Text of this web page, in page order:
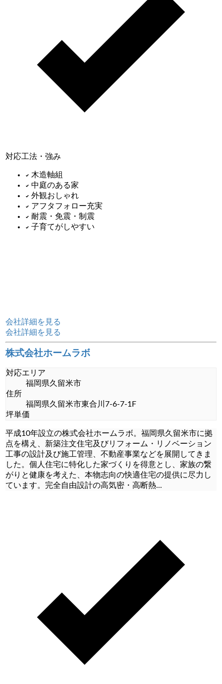
対応工法・強み
木造軸組
中庭のある家
外観おしゃれ
アフタフォロー充実
耐震・免震・制震
子育てがしやすい
会社詳細を見る
会社詳細を見る
株式会社ホームラボ
対応エリア
福岡県久留米市
住所
福岡県久留米市東合川7-6-7-1F
坪単価
平成10年設立の株式会社ホームラボ。福岡県久留米市に拠
点を構え、新築注文住宅及びリフォーム・リノベーション
工事の設計及び施工管理、不動産事業などを展開してきま
した。個人住宅に特化した家づくりを得意とし、家族の繋
がりと健康を考えた、本物志向の快適住宅の提供に尽力し
ています。完全自由設計の高気密・高断熱...